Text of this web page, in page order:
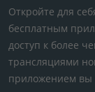
Откройте для
бесплатным
доступ к более
трансляциями
приложением вы